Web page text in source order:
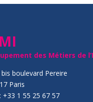
des Métiers de
bis boulevard Pereire
Paris
+33 1 55 25 67 57